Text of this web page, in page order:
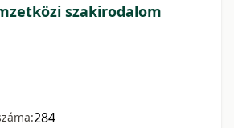
szakirodalom
284